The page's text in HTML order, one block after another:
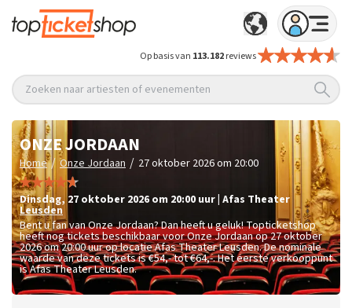
Op basis van 113.182reviews
Zoeken naar artiesten of evenementen
ONZE JORDAAN
Home / Onze Jordaan / 27 oktober 2026 om 20:00
dinsdag, 27 oktober 2026 om 20:00 uur Afas Theater
Leusden
Bent u fan van Onze Jordaan? Dan heeft u geluk! Topticketshop
heeft nog tickets beschikbaar voor Onze Jordaan op 27 oktober
2026 om 20:00 uur op locatie Afas Theater Leusden. De nominale
waarde van deze tickets is€54,- tot €64,-. Het eerste verkooppunt
is Afas Theater Leusden.